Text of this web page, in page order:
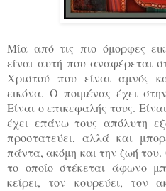
Μία από τις πιο όμορφες
είναι αυτή που αναφέρεται
Χριστού που είναι αμνός
εικόνα. Ο ποιμένας έχει
Είναι ο επικεφαλής τους.
έχει επάνω τους απόλυτη
προστατεύει, αλλά και
πάντα, ακόμη και την ζωή του.
το οποίο στέκεται άφωνο
κείρει, τον κουρεύει, τον